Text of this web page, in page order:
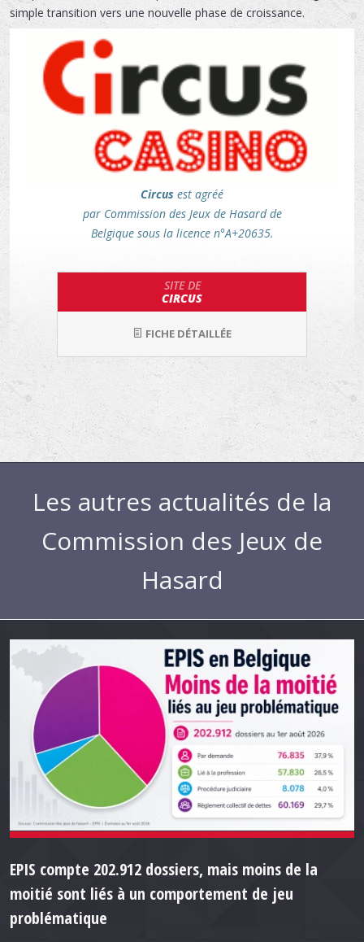
simple transition vers une nouvelle phase de croissance.
Circus est agréé
par Commission des Jeux de Hasard de
Belgique sous la licence n°A+20635.
SITE DE
CIRCUS
FICHE DÉTAILLÉE
Les autres actualités de la
Commission des Jeux de
Hasard
EPIS compte 202.912 dossiers, mais moins de la
moitié sont liés à un comportement de jeu
problématique